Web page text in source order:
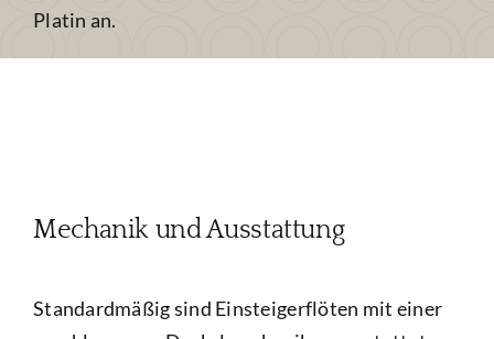
Platin an.
Mechanik und Ausstattung
Standardmäßig sind Einsteigerflöten mit einer